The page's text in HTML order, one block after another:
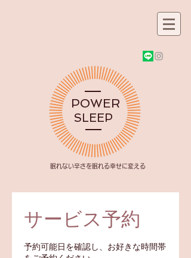
POWER
SLEEP
​眠れない辛さを眠れる幸せに変える
サービス予約
予約可能日を確認し、お好きな時間帯